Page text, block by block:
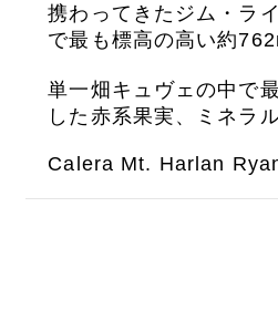
携わってきたジム・ラ
で最も標高の高い約
単一畑キュヴェの中で
した赤系果実、ミネラ
Calera Mt. Harlan